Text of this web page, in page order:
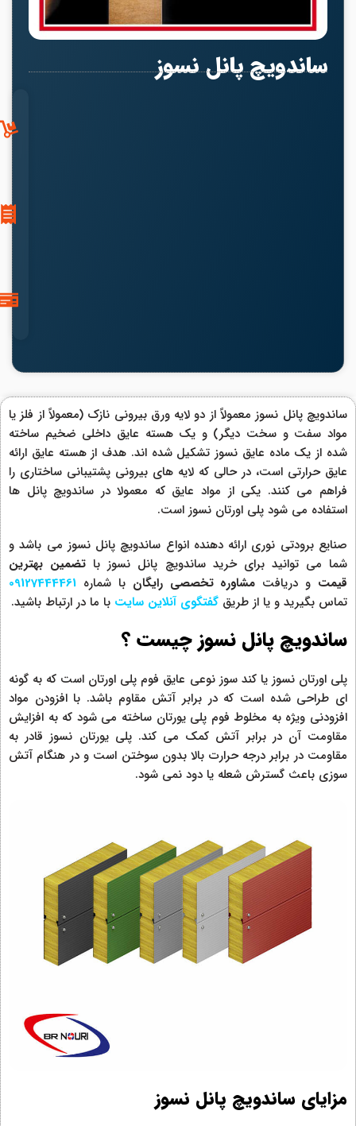
ساندویچ پانل نسوز
ساندویچ پانل نسوز معمولاً از دو لایه ورق بیرونی نازک (معمولاً از فلز یا
مواد سفت و سخت دیگر) و یک هسته عایق داخلی ضخیم ساخته
شده از یک ماده عایق نسوز تشکیل شده اند. هدف از هسته عایق ارائه
عایق حرارتی است، در حالی که لایه های بیرونی پشتیبانی ساختاری را
فراهم می کنند. یکی از مواد عایق که معمولا در ساندویچ پانل ها
استفاده می شود پلی اورتان نسوز است.
صنایع برودتی نوری ارائه دهنده انواع ساندویچ پانل نسوز می باشد و
شما می توانید برای خرید ساندویچ پانل نسوز با تضمین بهترین
قیمت و دریافت مشاوره تخصصی رایگان با شماره 09127444461
تماس بگیرید و یا از طریق گفتگوی آنلاین سایت با ما در ارتباط باشید.
ساندویچ پانل نسوز چیست ؟
پلی اورتان نسوز یا کند سوز نوعی عایق فوم پلی اورتان است که به گونه
ای طراحی شده است که در برابر آتش مقاوم باشد. با افزودن مواد
افزودنی ویژه به مخلوط فوم پلی یورتان ساخته می شود که به افزایش
مقاومت آن در برابر آتش کمک می کند. پلی یورتان نسوز قادر به
مقاومت در برابر درجه حرارت بالا بدون سوختن است و در هنگام آتش
سوزی باعث گسترش شعله یا دود نمی شود.
مزایای ساندویچ پانل نسوز